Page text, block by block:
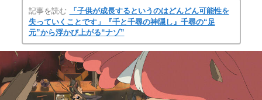
記事を読む
「子供が成長するというのはどんどん可能性を
失っていくことです」『千と千尋の神隠し』千尋の“足
元”から浮かび上がる“ナゾ”